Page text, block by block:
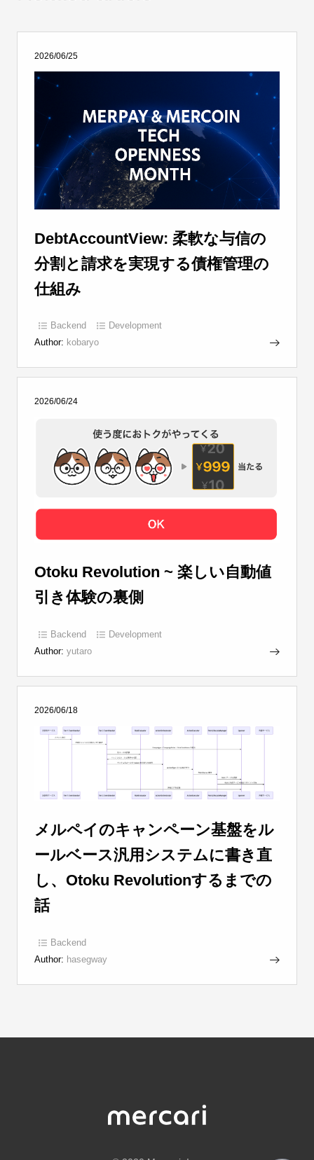
2026/06/25
DebtAccountView: 柔軟な与信の
分割と請求を実現する債権管理の
仕組み
Backend
Development
Author: kobaryo
2026/06/24
Otoku Revolution ~ 楽しい自動値
引き体験の裏側
Backend
Development
Author: yutaro
2026/06/18
メルペイのキャンペーン基盤をル
ールベース汎用システムに書き直
し、Otoku Revolutionするまでの
話
Backend
Author: hasegway